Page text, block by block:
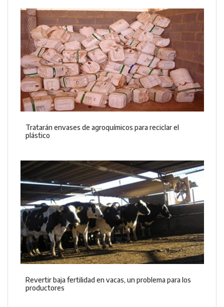
Tratarán envases de agroquímicos para reciclar el
plástico
Revertir baja fertilidad en vacas, un problema para los
productores